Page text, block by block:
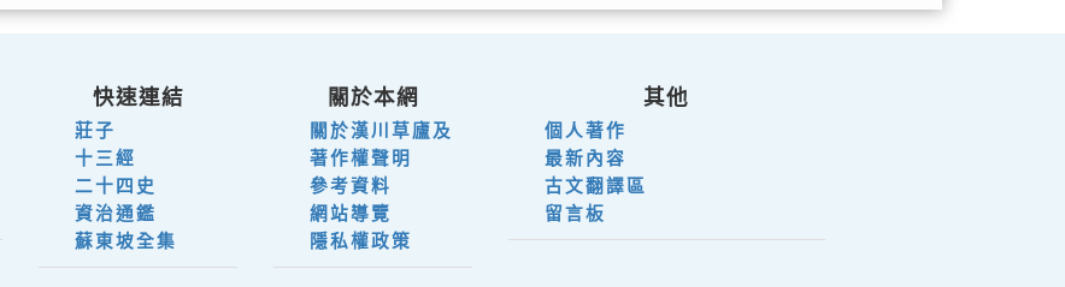
快速連結
莊子
十三經
二十四史
資治通鑑
蘇東坡全集
關於本網
關於漢川草廬及
著作權聲明
參考資料
網站導覽
隱私權政策
其他
個人著作
最新內容
古文翻譯區
留言板